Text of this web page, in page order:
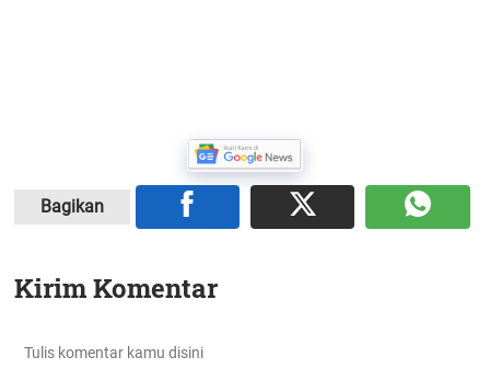
Bagikan
Kirim Komentar